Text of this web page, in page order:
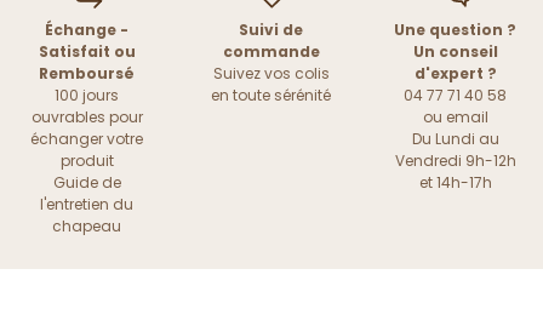
Échange -
Satisfait ou
Remboursé
100 jours
ouvrables pour
échanger votre
produit
Guide de
l'entretien du
chapeau
Suivi de
commande
Suivez vos colis
en toute sérénité
Une question ?
Un conseil
d'expert ?
04 77 71 40 58
ou email
Du Lundi au
Vendredi 9h-12h
et 14h-17h